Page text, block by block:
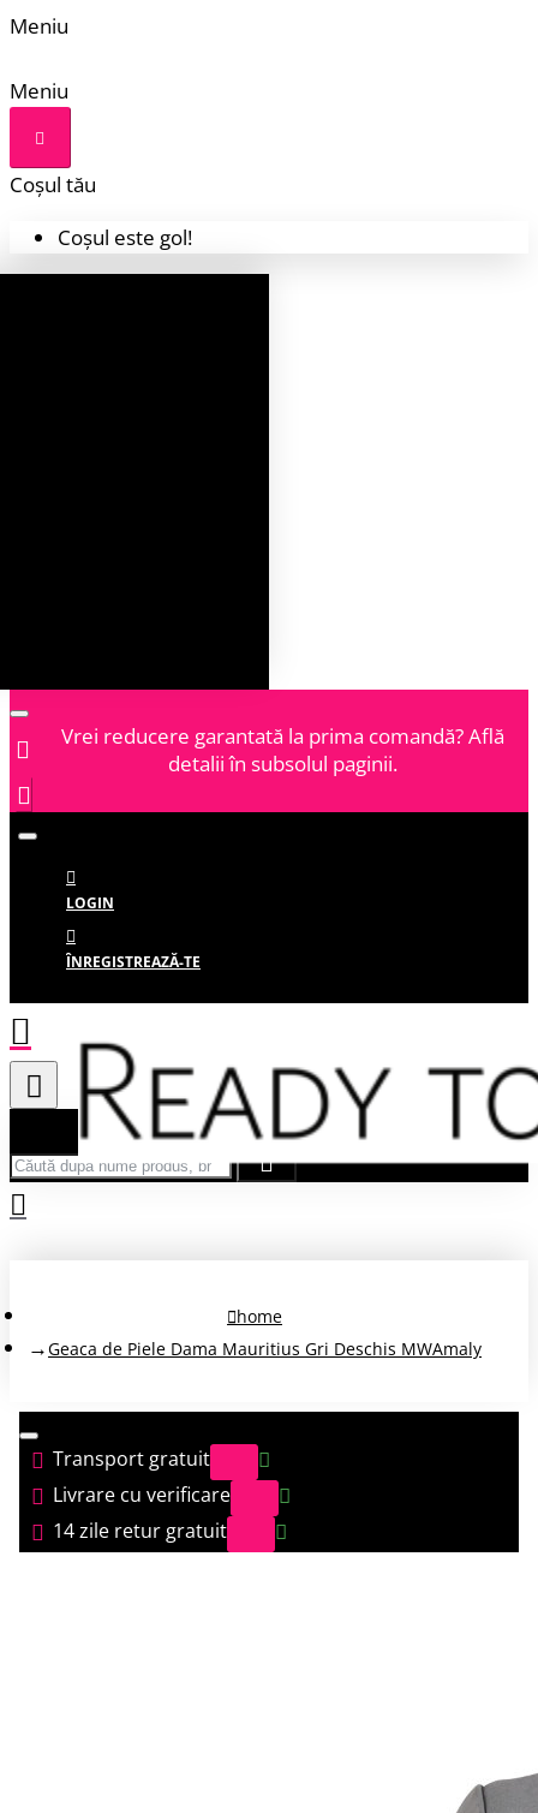
Meniu
Meniu
Coșul tău
Coșul este gol!
Vrei reducere garantată la prima comandă? Află
detalii în subsolul paginii.
LOGIN
ÎNREGISTREAZĂ-TE
Căută după nume produs, brand...
home
Geaca de Piele Dama Mauritius Gri Deschis MWAmaly
Transport gratuit
Livrare cu verificare
14 zile retur gratuit